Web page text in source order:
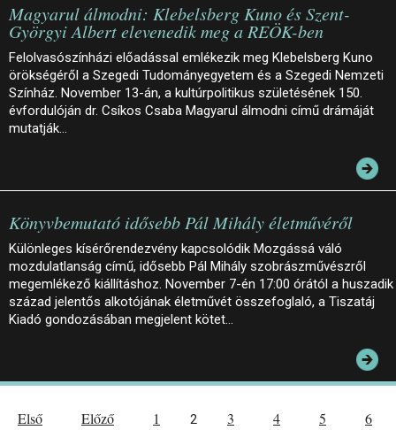
Magyarul álmodni: Klebelsberg Kuno és Szent-
Györgyi Albert elevenedik meg a REÖK-ben
Felolvasószínházi előadással emlékezik meg Klebelsberg Kuno
örökségéről a Szegedi Tudományegyetem és a Szegedi Nemzeti
Színház. November 13-án, a kultúrpolitikus születésének 150.
évfordulóján dr. Csíkos Csaba Magyarul álmodni című drámáját
mutatják…
Könyvbemutató idősebb Pál Mihály életművéről
Különleges kísérőrendezvény kapcsolódik Mozgássá váló
mozdulatlanság című, idősebb Pál Mihály szobrászművészről
megemlékező kiállításhoz. November 7-én 17:00 órától a huszadik
század jelentős alkotójának életművét összefoglaló, a Tiszatáj
Kiadó gondozásában megjelent kötet…
Első Előző 1 2 3 4 5
6